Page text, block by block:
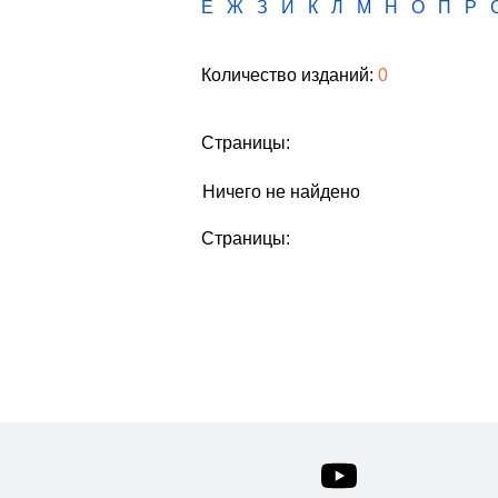
Е
Ж З И К Л М Н О П Р
Количество изданий: 0
Страницы:
Ничего не найдено
Страницы: